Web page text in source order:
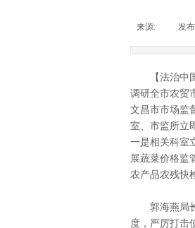
来源: 发
【法治
调研全市农贸
文昌市市场监
室、市监所立
一是相关科室
展蔬菜价格监
农产品农残快
郭海燕局
度，严厉打击